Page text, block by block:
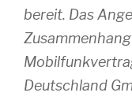
bereit. Das
Deutschland